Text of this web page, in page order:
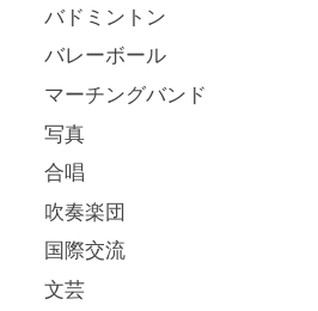
バドミントン
バレーボール
マーチングバンド
写真
合唱
吹奏楽団
国際交流
文芸